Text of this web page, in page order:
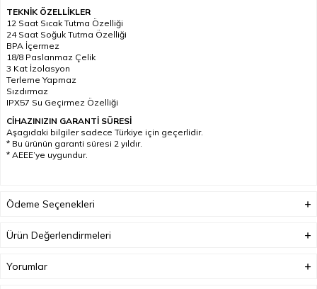
TEKNİK ÖZELLİKLER
12 Saat Sıcak Tutma Özelliği
24 Saat Soğuk Tutma Özelliği
BPA İçermez
18/8 Paslanmaz Çelik
3 Kat İzolasyon
Terleme Yapmaz
Sızdırmaz
IPX57 Su Geçirmez Özelliği
CİHAZINIZIN GARANTİ SÜRESİ
Aşagıdaki bilgiler sadece Türkiye için geçerlidir.
* Bu ürünün garanti süresi 2 yıldır.
* AEEE’ye uygundur.
Ödeme Seçenekleri
Ürün Değerlendirmeleri
Yorumlar